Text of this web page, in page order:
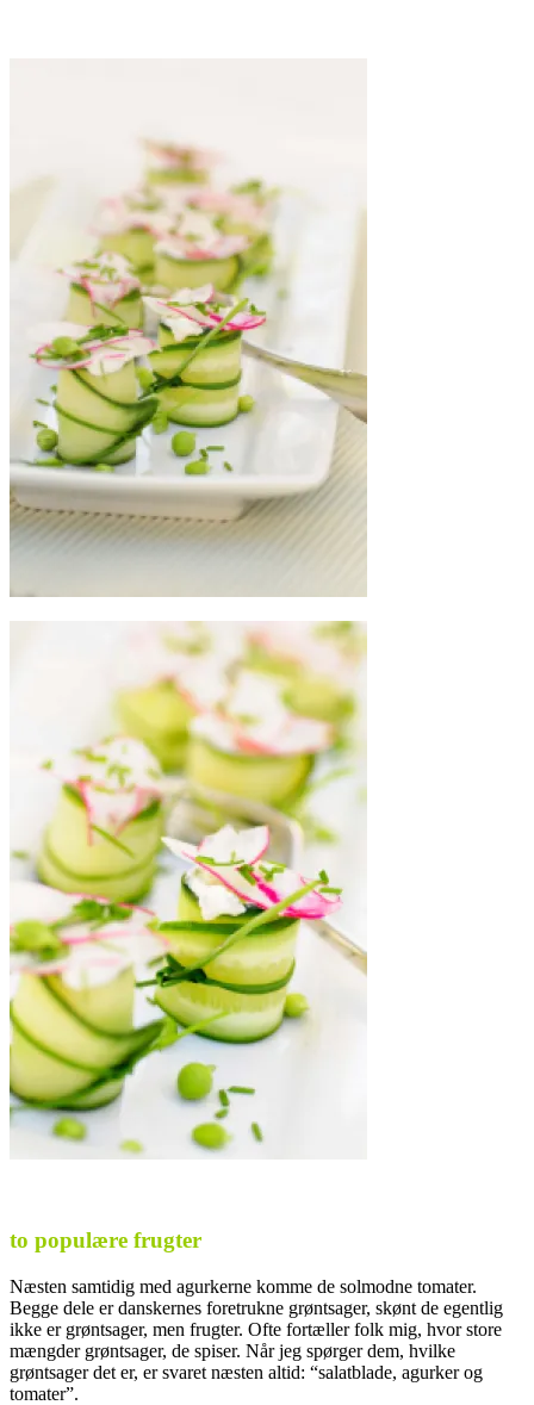
to populære frugter
Næsten samtidig med agurkerne komme de solmodne tomater.
Begge dele er danskernes foretrukne grøntsager, skønt de egentlig
ikke er grøntsager, men frugter. Ofte fortæller folk mig, hvor store
mængder grøntsager, de spiser. Når jeg spørger dem, hvilke
grøntsager det er, er svaret næsten altid: “salatblade, agurker og
tomater”.